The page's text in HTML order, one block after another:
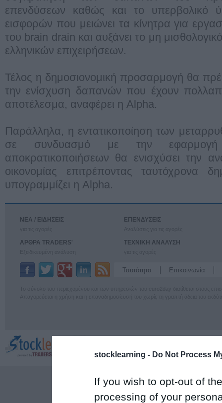
stocklearning - Do Not Process
If you wish to opt-out of
processing of your
επενδύσεων καθώς και το υπερβολικό
εισφορών που μειώνει τα κίνητρα για
του brain drain και αυξάνει το μη
ελληνικών επιχειρήσεων.
Τέλος η δημοσιονομική προσαρμογή θα
την ενίσχυση δαπανών που έχουν
αποτέλεσμα, αναφέρει η Alpha.
Παράλληλα, η εντατικοποίηση των
σε συνδυασμό με την εφαρμογή
αποκρατικοποιήσεων θα ενισχύσει την
οικονομίας επιτρέποντας ταυτόχρονα
υπογραμμίζει η Alpha.
ΝΕΑ / ΕΙΔΗΣΕΙΣ
ΑΡΘΡΑ TRADERS'
ΕΠΕΝΔΥΣΕΙΣ
ΤΕΧΝΙΚΗ ΑΝΑΛΥΣΗ
Ταυτότητα Επικοινωνία